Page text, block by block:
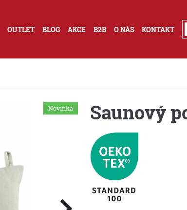
OUTLET BLOG AKCE B2B O NÁS KONTAKT
Saunový
Novinka